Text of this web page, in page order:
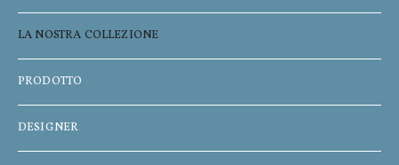
LA NOSTRA COLLEZIONE
PRODOTTO
DESIGNER